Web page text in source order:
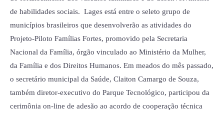
de habilidades sociais. Lages está entre o seleto grupo de
municípios brasileiros que desenvolverão as atividades do
Projeto-Piloto Famílias Fortes, promovido pela Secretaria
Nacional da Família, órgão vinculado ao Ministério da Mulher,
da Família e dos Direitos Humanos. Em meados do mês passado,
o secretário municipal da Saúde, Claiton Camargo de Souza,
também diretor-executivo do Parque Tecnológico, participou da
cerimônia on-line de adesão ao acordo de cooperação técnica
voltado
vínculos
familiares